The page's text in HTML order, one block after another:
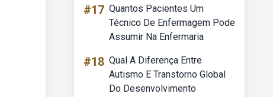
#17 Quantos Pacientes Um
Técnico De Enfermagem Pode
Assumir Na Enfermaria
#18 Qual A Diferença Entre
Autismo E Transtorno Global
Do Desenvolvimento